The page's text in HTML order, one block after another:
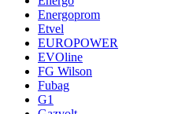
Energoprom
Etvel
EUROPOWER
EVOline
FG Wilson
Fubag
G1